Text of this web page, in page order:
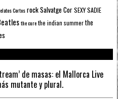
CortosrockSalvatge CorSEXY SADIE
the curethe indian summerthe
de masas: el Mallorca Live
mutante y plural.